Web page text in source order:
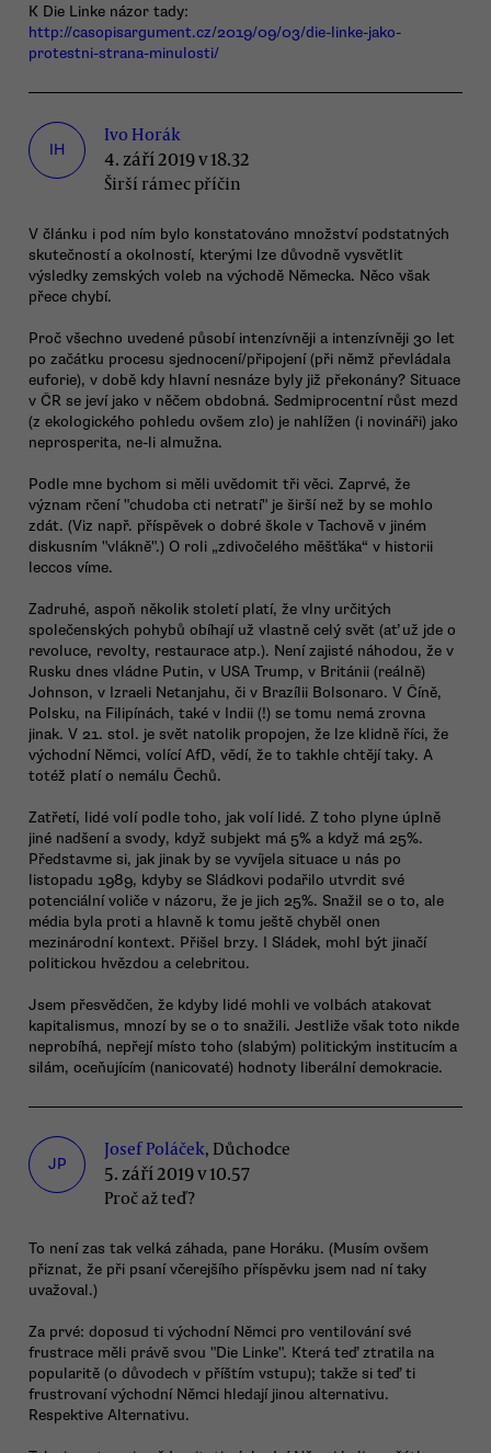
K Die Linke názor tady:
http://casopisargument.cz/2019/09/03/die-linke-jako-
protestni-strana-minulosti/
IH
Ivo Horák
4. září 2019 v 18.32
Širší rámec příčin
V článku i pod ním bylo konstatováno množství podstatných
skutečností a okolností, kterými lze důvodně vysvětlit
výsledky zemských voleb na východě Německa. Něco však
přece chybí.
Proč všechno uvedené působí intenzívněji a intenzívněji 30 let
po začátku procesu sjednocení/připojení (při němž převládala
euforie), v době kdy hlavní nesnáze byly již překonány? Situace
v ČR se jeví jako v něčem obdobná. Sedmiprocentní růst mezd
(z ekologického pohledu ovšem zlo) je nahlížen (i novináři) jako
neprosperita, ne-li almužna.
Podle mne bychom si měli uvědomit tři věci. Zaprvé, že
význam rčení "chudoba cti netratí" je širší než by se mohlo
zdát. (Viz např. příspěvek o dobré škole v Tachově v jiném
diskusním "vlákně".) O roli „zdivočelého měšťáka“ v historii
leccos víme.
Zadruhé, aspoň několik století platí, že vlny určitých
společenských pohybů obíhají už vlastně celý svět (ať už jde o
revoluce, revolty, restaurace atp.). Není zajisté náhodou, že v
Rusku dnes vládne Putin, v USA Trump, v Británii (reálně)
Johnson, v Izraeli Netanjahu, či v Brazílii Bolsonaro. V Číně,
Polsku, na Filipínách, také v Indii (!) se tomu nemá zrovna
jinak. V 21. stol. je svět natolik propojen, že lze klidně říci, že
východní Němci, volící AfD, vědí, že to takhle chtějí taky. A
totéž platí o nemálu Čechů.
Zatřetí, lidé volí podle toho, jak volí lidé. Z toho plyne úplně
jiné nadšení a svody, když subjekt má 5% a když má 25%.
Představme si, jak jinak by se vyvíjela situace u nás po
listopadu 1989, kdyby se Sládkovi podařilo utvrdit své
potenciální voliče v názoru, že je jich 25%. Snažil se o to, ale
média byla proti a hlavně k tomu ještě chyběl onen
mezinárodní kontext. Přišel brzy. I Sládek, mohl být jinačí
politickou hvězdou a celebritou.
Jsem přesvědčen, že kdyby lidé mohli ve volbách atakovat
kapitalismus, mnozí by se o to snažili. Jestliže však toto nikde
neprobíhá, nepřejí místo toho (slabým) politickým institucím a
silám, oceňujícím (nanicovaté) hodnoty liberální demokracie.
JP
Josef Poláček, Důchodce
5. září 2019 v 10.57
Proč až teď?
To není zas tak velká záhada, pane Horáku. (Musím ovšem
přiznat, že při psaní včerejšího příspěvku jsem nad ní taky
uvažoval.)
Za prvé: doposud ti východní Němci pro ventilování své
frustrace měli právě svou "Die Linke". Která teď ztratila na
popularitě (o důvodech v příštím vstupu); takže si teď ti
frustrovaní východní Němci hledají jinou alternativu.
Respektive Alternativu.